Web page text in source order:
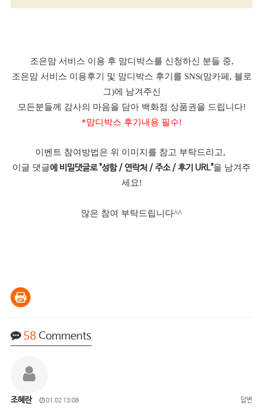
조은맘 서비스 이용 후 맘디박스를 신청하신 분들 중,
조은맘 서비스 이용후기 및 맘디박스 후기를 SNS(맘카페, 블로
그)에 남겨주신
모든분들께 감사의 마음을 담아 백화점 상품권을 드립니다!
*맘디박스 후기내용 필수!
이벤트 참여방법은 위 이미지를 참고 부탁드리고,
이글 댓글에 비밀댓글로 "성함 / 연락처 / 주소 / 후기 URL"을 남겨주
세요!
많은 참여 부탁드립니다^^
58 Comments
조혜란 01.02 13:08 답변